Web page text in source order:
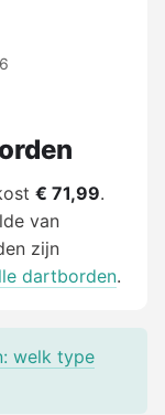
€ 71,99.
van
zijn
dartborden.
welk type